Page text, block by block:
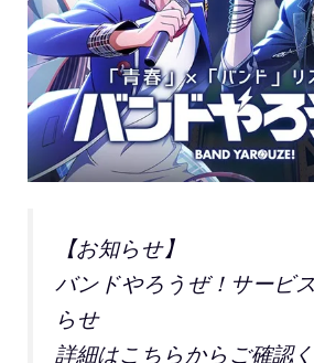
【お知らせ】
バンドやろうぜ！サービ
らせ
詳細はこちらからご確認く